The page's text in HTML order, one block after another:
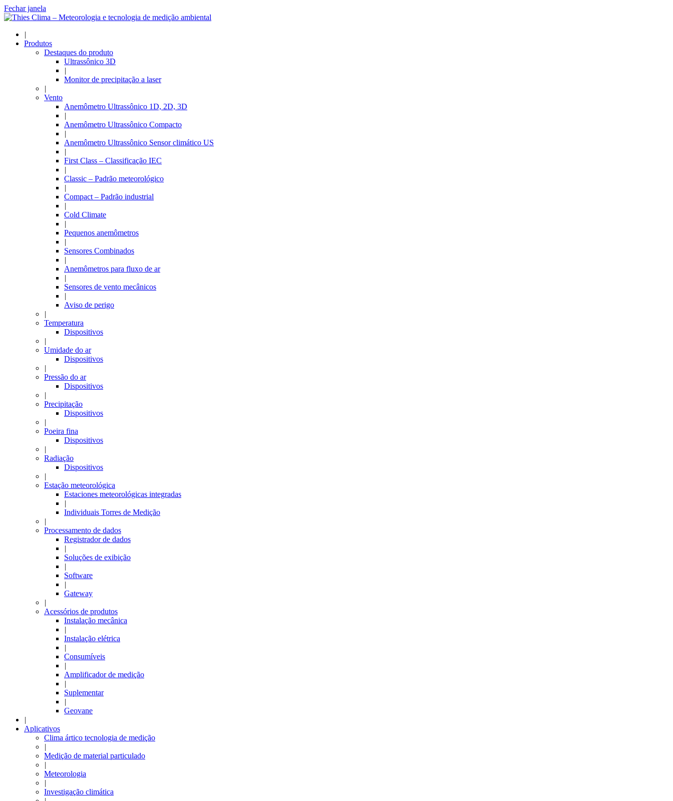
Fechar janela
|
Produtos
Destaques do produto
Ultrassônico 3D
|
Monitor de precipitação a laser
|
Vento
Anemômetro Ultrassônico 1D, 2D, 3D
|
Anemômetro Ultrassônico Compacto
|
Anemômetro Ultrassônico Sensor climático US
|
First Class – Classificação IEC
|
Classic – Padrão meteorológico
|
Compact – Padrão industrial
|
Cold Climate
|
Pequenos anemômetros
|
Sensores Combinados
|
Anemômetros para fluxo de ar
|
Sensores de vento mecânicos
|
Aviso de perigo
|
Temperatura
Dispositivos
|
Umidade do ar
Dispositivos
|
Pressão do ar
Dispositivos
|
Precipitação
Dispositivos
|
Poeira fina
Dispositivos
|
Radiação
Dispositivos
|
Estação meteorológica
Estaciones meteorológicas integradas
|
Individuais Torres de Medição
|
Processamento de dados
Registrador de dados
|
Soluções de exibição
|
Software
|
Gateway
|
Acessórios de produtos
Instalação mecânica
|
Instalação elétrica
|
Consumíveis
|
Amplificador de medição
|
Suplementar
|
Geovane
|
Aplicativos
Clima ártico tecnologia de medição
|
Medição de material particulado
|
Meteorologia
|
Investigação climática